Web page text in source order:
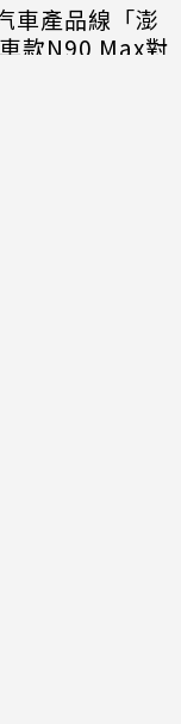
車產品線「澎
款N90 Max對